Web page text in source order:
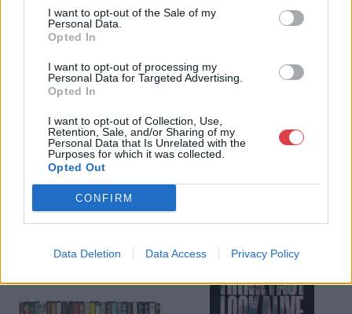
I want to opt-out of the Sale of my
Personal Data.
Opted In
I want to opt-out of processing my
Personal Data for Targeted Advertising.
Opted In
I want to opt-out of Collection, Use,
Retention, Sale, and/or Sharing of my
Personal Data that Is Unrelated with the
Purposes for which it was collected.
Opted Out
CONFIRM
Data Deletion Data Access Privacy Policy
bútorok, szőnyegek, üveg, porcelán és ezüst tárgyak, ékszerek,
néprajzi tárgyak értékesítése és aukcionálása. Hagyatékok és
gyűjtemények árverezése. Ingyenes értékbecslés. Árveréseinkre
GALÉRIA TOVÁBBI MŰTÁRGYAI